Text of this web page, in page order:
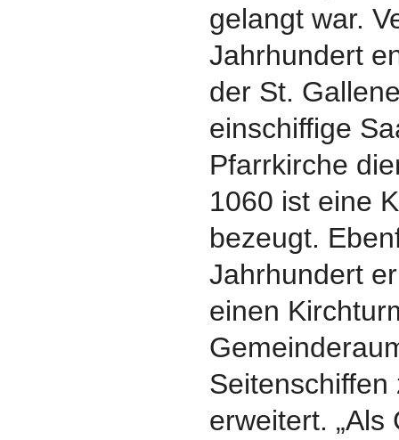
gelangt war.
Jahrhundert
der St.
einschiffige
Pfarrkirche
1060 ist eine
bezeugt.
Jahrhundert
einen
Seitenschiffen
erweitert. „Als